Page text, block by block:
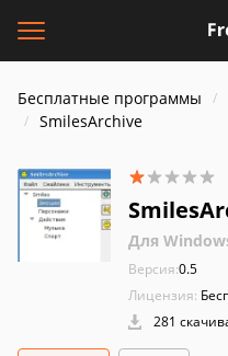
Бесплатные программы
SmilesArchive
Для
Версия:0.5
Лицензия:
281